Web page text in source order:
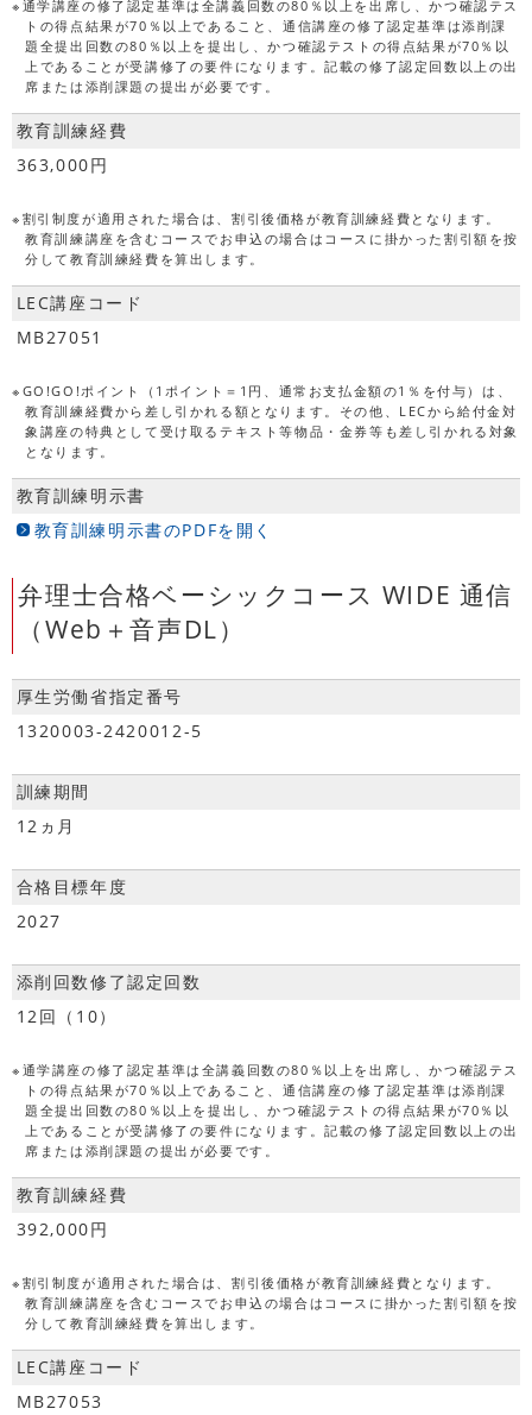
※通学講座の修了認定基準は全講義回数の80％以上を出席し、かつ確認テス
トの得点結果が70％以上であること、通信講座の修了認定基準は添削課
題全提出回数の80％以上を提出し、かつ確認テストの得点結果が70％以
上であることが受講修了の要件になります。記載の修了認定回数以上の出
席または添削課題の提出が必要です。
教育訓練経費
363,000円
※割引制度が適用された場合は、割引後価格が教育訓練経費となります。
教育訓練講座を含むコースでお申込の場合はコースに掛かった割引額を按
分して教育訓練経費を算出します。
LEC講座コード
MB27051
※GO!GO!ポイント（1ポイント＝1円、通常お支払金額の1％を付与）は、
教育訓練経費から差し引かれる額となります。その他、LECから給付金対
象講座の特典として受け取るテキスト等物品・金券等も差し引かれる対象
となります。
教育訓練明示書
教育訓練明示書のPDFを開く
弁理士合格ベーシックコース WIDE 通信
（Web＋音声DL）
厚生労働省指定番号
1320003-2420012-5
訓練期間
12ヵ月
合格目標年度
2027
添削回数修了認定回数
12回（10）
※通学講座の修了認定基準は全講義回数の80％以上を出席し、かつ確認テス
トの得点結果が70％以上であること、通信講座の修了認定基準は添削課
題全提出回数の80％以上を提出し、かつ確認テストの得点結果が70％以
上であることが受講修了の要件になります。記載の修了認定回数以上の出
席または添削課題の提出が必要です。
教育訓練経費
392,000円
※割引制度が適用された場合は、割引後価格が教育訓練経費となります。
教育訓練講座を含むコースでお申込の場合はコースに掛かった割引額を按
分して教育訓練経費を算出します。
LEC講座コード
MB27053